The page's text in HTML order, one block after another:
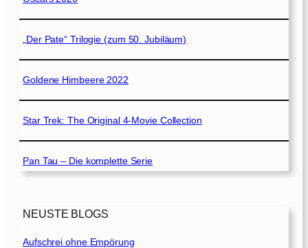
„Der Pate“ Trilogie (zum 50. Jubiläum)
Goldene Himbeere 2022
Star Trek: The Original 4-Movie Collection
Pan Tau – Die komplette Serie
NEUSTE BLOGS
Aufschrei ohne Empörung